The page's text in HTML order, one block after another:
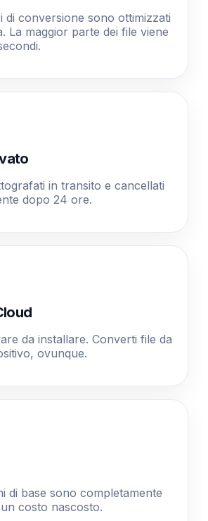
di conversione sono ottimizzati
La maggior parte dei file viene
in transito e cancellati
dopo 24 ore.
da installare. Converti file da
ovunque.
di base sono completamente
costo nascosto.